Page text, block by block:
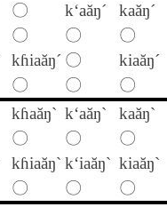
〇 k‘aăŋ´ kaăŋ´
〇 〇 〇
kɦiaăŋ´ 〇 kiaăŋ´
〇 〇 〇
kɦaăŋ` k‘aăŋ` kaăŋ`
〇 〇 〇
kɦiaăŋ` k‘iaăŋ` kiaăŋ`
〇 〇 〇